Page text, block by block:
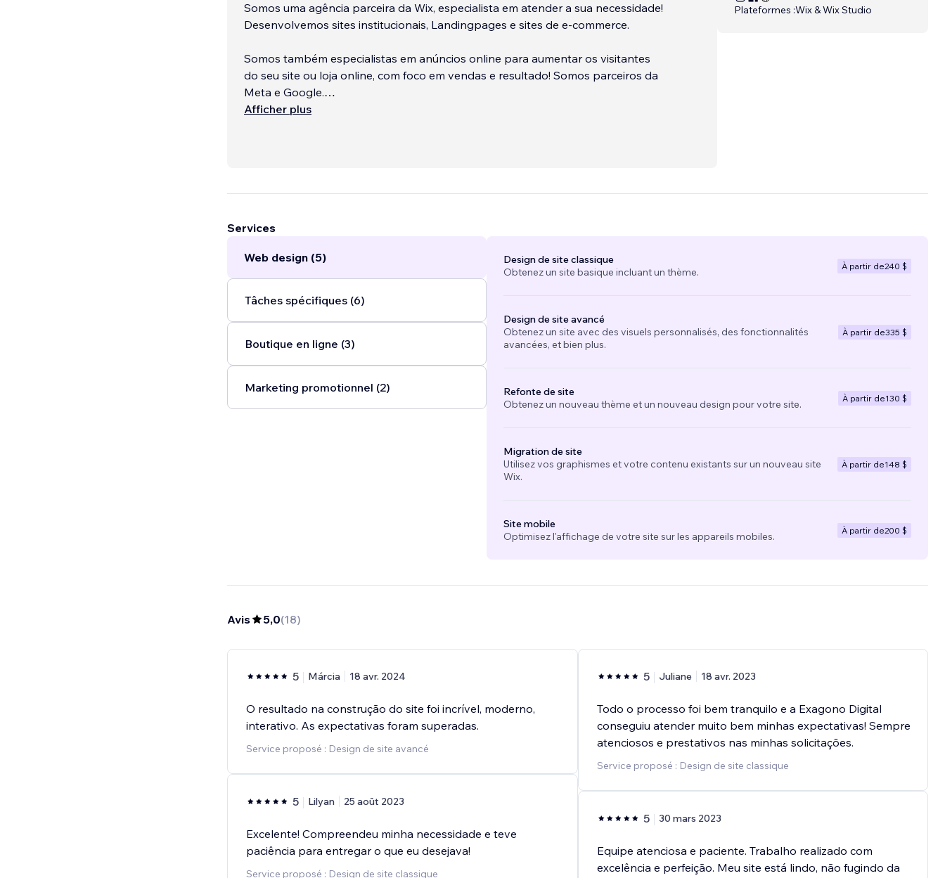
Somos uma agência parceira da Wix, especialista em atender a sua necessidade!
Desenvolvemos sites institucionais, Landingpages e sites de e-commerce.
Somos também especialistas em anúncios online para aumentar os visitantes
do seu site ou loja online, com foco em vendas e resultado! Somos parceiros da
Meta e Google.
Afficher plus
Plateformes :Wix & Wix Studio
Services
Web design (5)
Tâches spécifiques (6)
Boutique en ligne (3)
Marketing promotionnel (2)
Design de site classique
Obtenez un site basique incluant un thème.
À partir de240 $
Design de site avancé
Obtenez un site avec des visuels personnalisés, des fonctionnalités
avancées, et bien plus.
À partir de335 $
Refonte de site
Obtenez un nouveau thème et un nouveau design pour votre site.
À partir de130 $
Migration de site
Utilisez vos graphismes et votre contenu existants sur un nouveau site
Wix.
À partir de148 $
Site mobile
Optimisez l'affichage de votre site sur les appareils mobiles.
À partir de200 $
Avis 5,0(18)
5 Márcia 18 avr. 2024
O resultado na construção do site foi incrível, moderno,
interativo. As expectativas foram superadas.
Service proposé : Design de site avancé
5 Lilyan 25 août 2023
Excelente! Compreendeu minha necessidade e teve
paciência para entregar o que eu desejava!
Service proposé : Design de site classique
5 Juliane 18 avr. 2023
Todo o processo foi bem tranquilo e a Exagono Digital
conseguiu atender muito bem minhas expectativas! Sempre
atenciosos e prestativos nas minhas solicitações.
Service proposé : Design de site classique
5 30 mars 2023
Equipe atenciosa e paciente. Trabalho realizado com
excelência e perfeição. Meu site está lindo, não fugindo da